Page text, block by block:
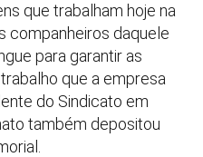
que trabalham hoje na
companheiros daquele
para garantir as
que a empresa
do Sindicato em
também depositou